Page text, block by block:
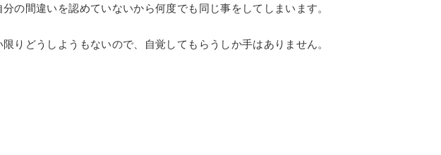
の間違いを認めていないから何度でも同じ事をしてしまいます。
りどうしようもないので、自覚してもらうしか手はありません。